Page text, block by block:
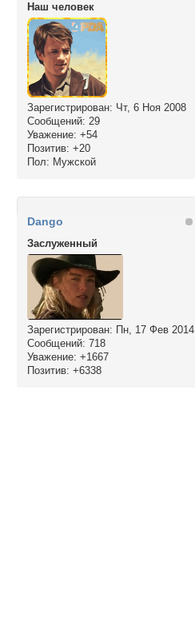
Наш человек
Зарегистрирован: Чт, 6 Ноя 2008
Сообщений: 29
Уважение: +54
Позитив: +20
Пол: Мужской
Dango
Заслуженный
Зарегистрирован: Пн, 17 Фев 2014
Сообщений: 718
Уважение: +1667
Позитив: +6338